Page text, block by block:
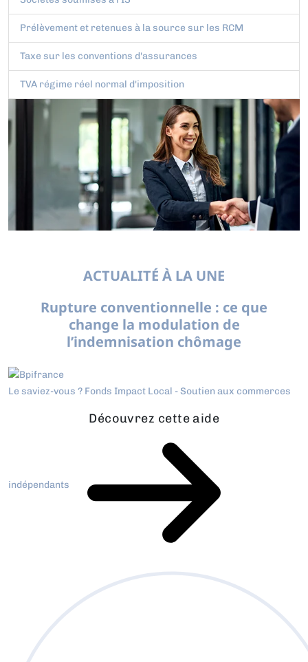
Prélèvement et retenues à la source sur les RCM
Taxe sur les conventions d'assurances
TVA régime réel normal d'imposition
ACTUALITÉ À LA UNE
Rupture conventionnelle : ce que
change la modulation de
l’indemnisation chômage
Le saviez-vous ? Fonds Impact Local - Soutien aux commerces
indépendants
Découvrez cette aide